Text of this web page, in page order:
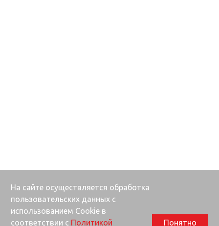
На сайте осуществляется обработка
пользовательских данных с
использованием Cookie в
соответствии с Политикой
Понятно